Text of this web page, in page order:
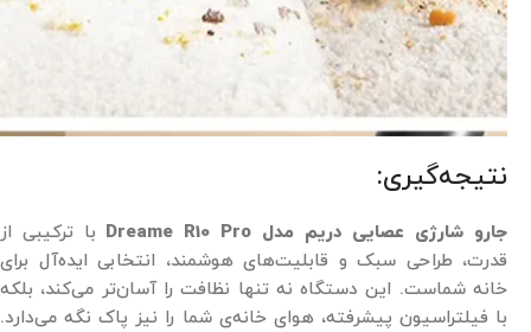
نتیجه‌گیری:
جارو شارژی عصایی دریم مدل Dreame R10 Pro
با ترکیبی از
قدرت، طراحی سبک و قابلیت‌های هوشمند، انتخابی ایده‌آل برای
خانه‌ شماست. این دستگاه نه تنها نظافت را آسان‌تر می‌کند، بلکه
با فیلتراسیون پیشرفته، هوای خانه‌ی شما را نیز پاک نگه می‌دارد.